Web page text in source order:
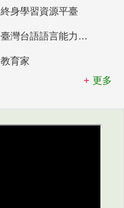
終身學習資源平臺
臺灣台語語言能力認證網站
教育家
更多